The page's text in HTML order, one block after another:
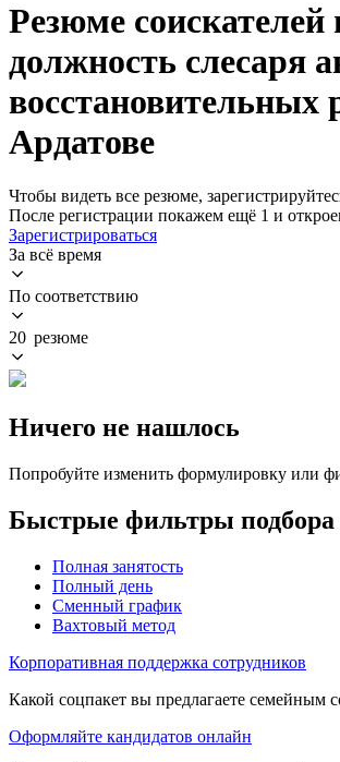
Резюме соискателей
должность слесаря
восстановительных
Ардатове
Чтобы видеть все резюме,
После регистрации покажем ещё 1 и
Зарегистрироваться
За всё время
По соответствию
20 резюме
Ничего не нашлось
Попробуйте изменить формулировку или
Быстрые фильтры подбора
Полная занятость
Полный день
Сменный график
Вахтовый метод
Корпоративная поддержка сотрудников
Какой соцпакет вы предлагаете семейным
Оформляйте кандидатов онлайн